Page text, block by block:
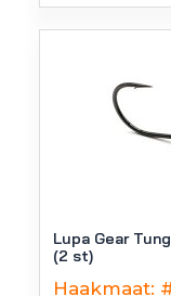
Lupa Gear
(2 st)
Haakmaat: